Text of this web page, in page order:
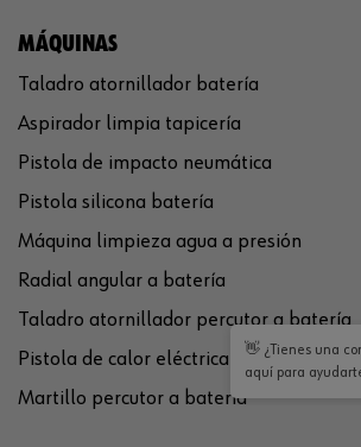
MÁQUINAS
Taladro atornillador batería
Aspirador limpia tapicería
Pistola de impacto neumática
Pistola silicona batería
Máquina limpieza agua a presión
Radial angular a batería
Taladro atornillador percutor a batería
Pistola de calor eléctrica
Martillo percutor a batería
👋 ¿Tienes una
aquí para